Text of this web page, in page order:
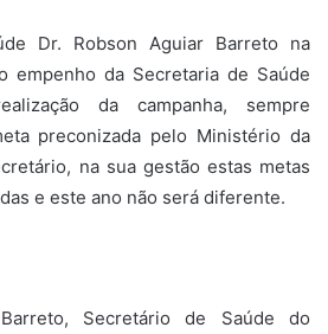
Dr. Robson Aguiar Barreto na
empenho da Secretaria de Saúde
da campanha, sempre
preconizada pelo Ministério da
na sua gestão estas metas
e este ano não será diferente.
Secretário de Saúde do